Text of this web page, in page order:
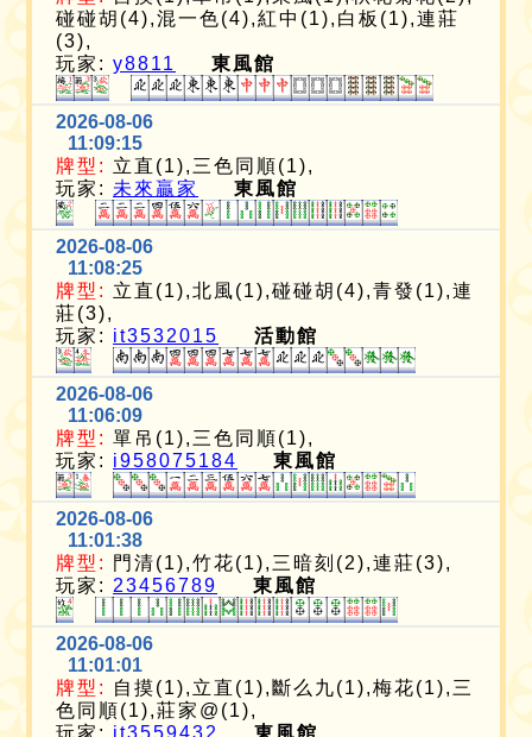
碰碰胡(4),混一色(4),紅中(1),白板(1),連莊
(3),
玩家:y8811 東風館
2026-08-06
11:09:15
牌型: 立直(1),三色同順(1),
玩家: 未來贏家 東風館
2026-08-06
11:08:25
牌型: 立直(1),北風(1),碰碰胡(4),青發(1),連
莊(3),
玩家: it3532015 活動館
2026-08-06
11:06:09
牌型: 單吊(1),三色同順(1),
玩家: i958075184 東風館
2026-08-06
11:01:38
牌型:
門清(1),竹花(1),三暗刻(2),連莊(3),
玩家: 23456789 東風館
2026-08-06
11:01:01
牌型:
自摸(1),立直(1),斷么九(1),梅花(1),三
色同順(1),莊家@(1),
玩家: it3559432 東風館